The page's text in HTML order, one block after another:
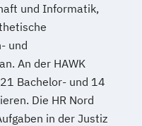
und Informatik,
und
An der HAWK
Bachelor- und 14
Die HR Nord
in der Justiz